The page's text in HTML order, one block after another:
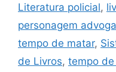
Literatura policial,
personagem
tempo de matar,
de Livros, tempo